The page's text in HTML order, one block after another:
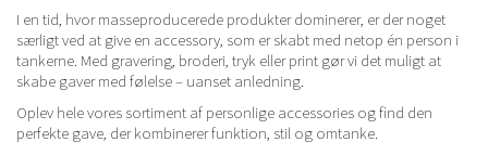
I en tid, hvor masseproducerede produkter dominerer, er der noget
særligt ved at give en accessory, som er skabt med netop én person i
tankerne. Med gravering, broderi, tryk eller print gør vi det muligt at
skabe gaver med følelse – uanset anledning.
Oplev hele vores sortiment af personlige accessories og find den
perfekte gave, der kombinerer funktion, stil og omtanke.